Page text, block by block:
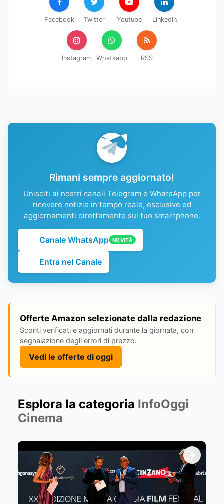
Facebook Twitter Youtube LinkedIn
Instagram Whatsapp RSS
Rimani sempre aggiornato!
Unisciti ai nostri canali Telegram e WhatsApp per
ricevere notizie in tempo reale, esclusive ed
aggiornamenti direttamente sul tuo smartphone.
Canale WhatsApp NOVITÀ
Entra nel Canale
Offerte Amazon selezionate dalla redazione
Sconti verificati e aggiornati durante la giornata, con
segnalazione degli errori di prezzo.
Vedi le offerte di oggi
Esplora la categoria InfoOggi
Cinema